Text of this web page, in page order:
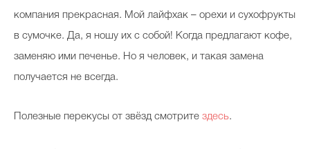
компания прекрасная. Мой лайфхак – орехи и сухофрукты
в сумочке. Да, я ношу их с собой! Когда предлагают кофе,
заменяю ими печенье. Но я человек, и такая замена
получается не всегда.
Полезные перекусы от звёзд смотрите здесь.